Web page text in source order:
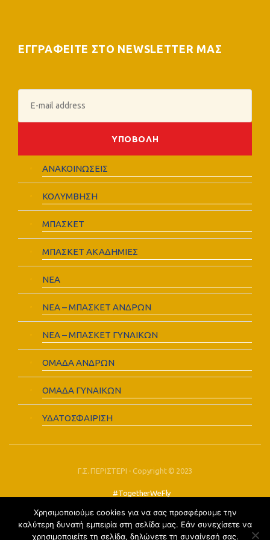
ΕΓΓΡΑΦΕΙΤΕ ΣΤΟ NEWSLETTER ΜΑΣ
ΑΝΑΚΟΙΝΩΣΕΙΣ
ΚΟΛΥΜΒΗΣΗ
ΜΠΑΣΚΕΤ
ΜΠΑΣΚΕΤ ΑΚΑΔΗΜΙΕΣ
ΝΕΑ
ΝΕΑ – ΜΠΑΣΚΕΤ ΑΝΔΡΩΝ
ΝΕΑ – ΜΠΑΣΚΕΤ ΓΥΝΑΙΚΩΝ
ΟΜΑΔΑ ΑΝΔΡΩΝ
ΟΜΑΔΑ ΓΥΝΑΙΚΩΝ
ΥΔΑΤΟΣΦΑΙΡΙΣΗ
Γ.Σ. ΠΕΡΙΣΤΕΡΙ - Copyright © 2023
#TogetherWeFly
FOLLOW US:
Χρησιμοποιούμε cookies για να σας προσφέρουμε την
καλύτερη δυνατή εμπειρία στη σελίδα μας. Εάν συνεχίσετε να
χρησιμοποιείτε τη σελίδα, δηλώνετε τη συναίνεσή σας.